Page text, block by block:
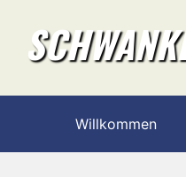
Willkommen